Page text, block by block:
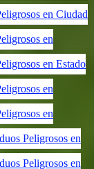
en Ciudad
en
en Estado
en
en
Peligrosos en
Peligrosos en